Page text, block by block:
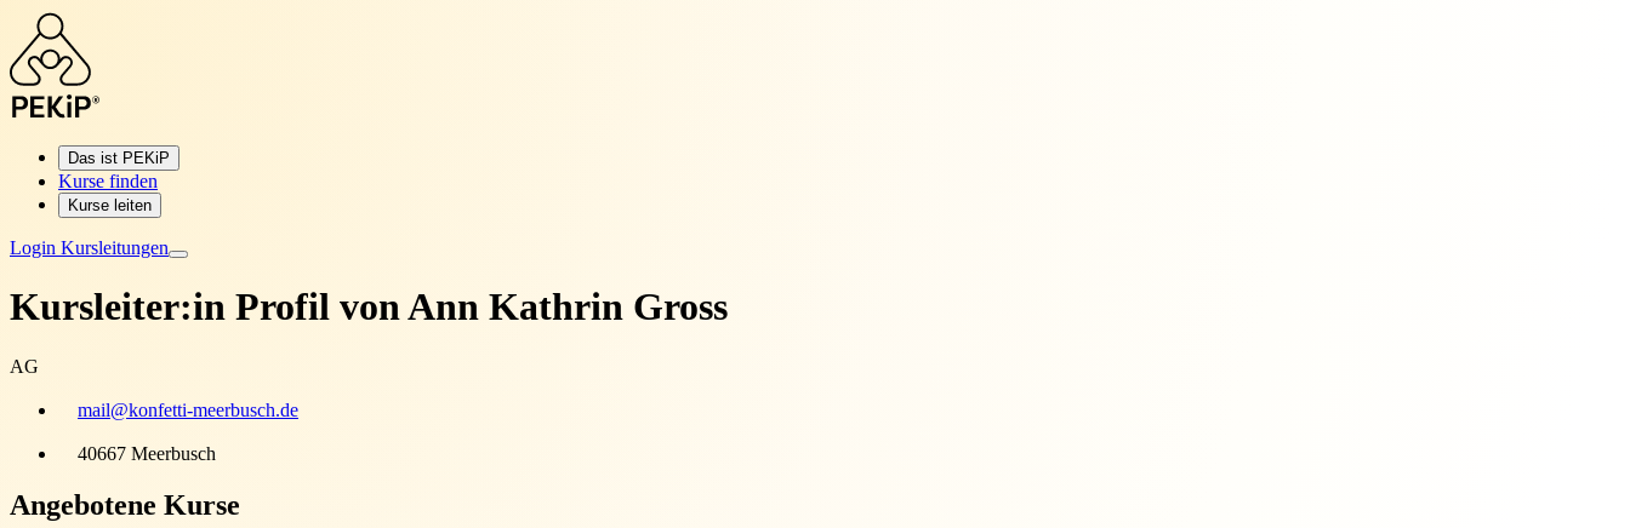
Das ist PEKiP
Kurse finden
Kurse leiten
Login Kursleitungen
Kursleiter:in Profil vonAnn Kathrin Gross
AG
mail@konfetti-meerbusch.de
40667 Meerbusch
Angebotene Kurse